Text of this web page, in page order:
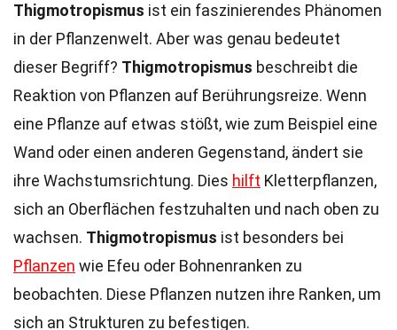
Thigmotropismus ist ein faszinierendes Phänomen
in der Pflanzenwelt. Aber was genau bedeutet
dieser Begriff? Thigmotropismus beschreibt die
Reaktion von Pflanzen auf Berührungsreize. Wenn
eine Pflanze auf etwas stößt, wie zum Beispiel eine
Wand oder einen anderen Gegenstand, ändert sie
ihre Wachstumsrichtung. Dies hilft Kletterpflanzen,
sich an Oberflächen festzuhalten und nach oben zu
wachsen. Thigmotropismus ist besonders bei
Pflanzen wie Efeu oder Bohnenranken zu
beobachten. Diese Pflanzen nutzen ihre Ranken, um
sich an Strukturen zu befestigen.